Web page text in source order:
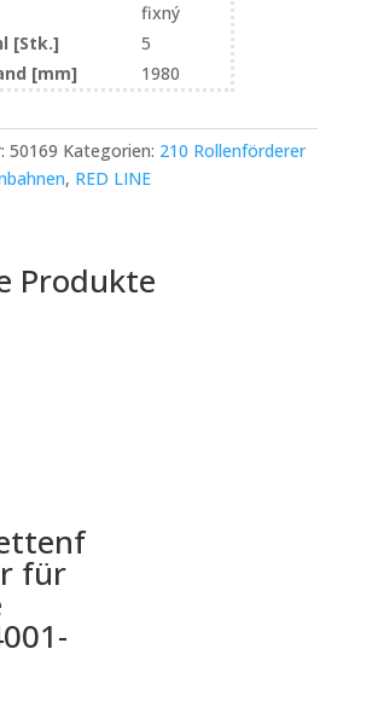
fixný
[Stk.]
5
[mm]
1980
50169 Kategorien: 210 Rollenförderer
, RED LINE
Produkte
für